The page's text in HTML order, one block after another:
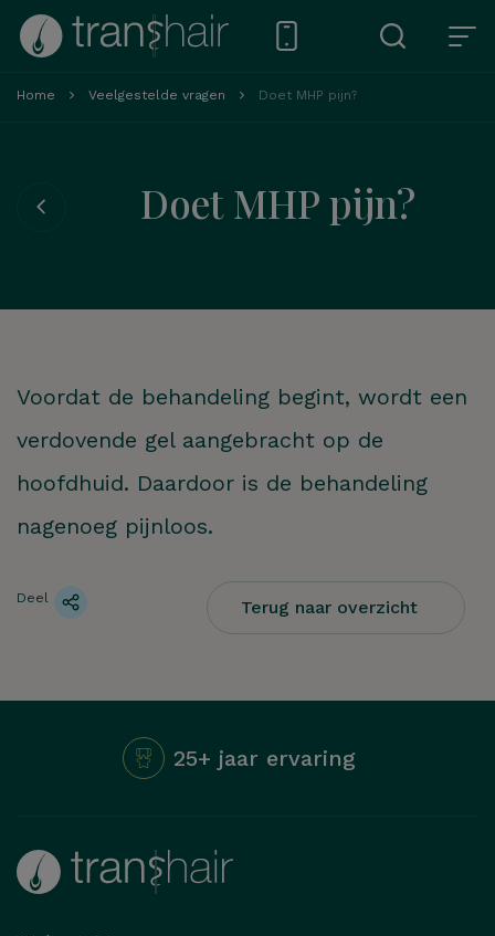
Home Veelgestelde vragen Doet MHP pijn?
Doet MHP pijn?
Voordat de behandeling begint, wordt een
verdovende gel aangebracht op de
hoofdhuid. Daardoor is de behandeling
nagenoeg pijnloos.
Deel Terug naar overzicht
25+ jaar ervaring